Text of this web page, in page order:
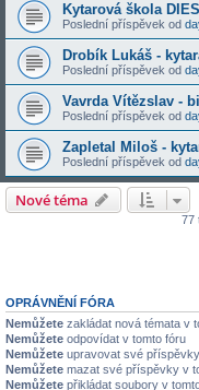
Kytarová škola
Poslední příspěvek od
Drobík Lukáš -
Poslední příspěvek od
Vavrda Vítězslav -
Poslední příspěvek od
Zapletal Miloš -
Poslední příspěvek od
Nové téma
77
OPRÁVNĚNÍ FÓRA
Nemůžete zakládat nová témata v
Nemůžete odpovídat v tomto fóru
Nemůžete upravovat své
Nemůžete mazat své příspěvky v
Nemůžete přikládat soubory v